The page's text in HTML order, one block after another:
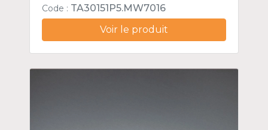
Code : TA30151P5.MW7016
Voir le produit